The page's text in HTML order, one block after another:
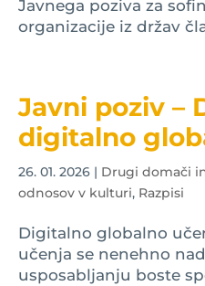
Javnega poziva za
organizacije iz držav
Javni poziv –
digitalno
26. 01. 2026 | Drugi domači
odnosov v kulturi, Razpisi
Digitalno globalno
učenja se nenehno
usposabljanju boste